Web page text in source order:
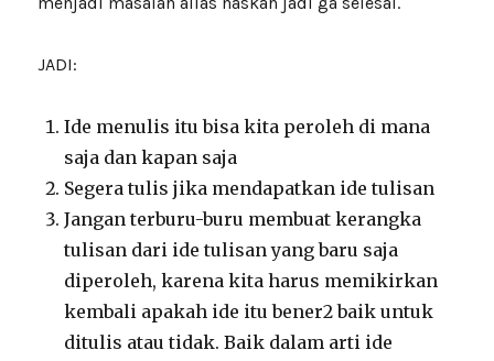
JADI:
Ide menulis itu bisa kita peroleh di mana
saja dan kapan saja
Segera tulis jika mendapatkan ide tulisan
Jangan terburu-buru membuat kerangka
tulisan dari ide tulisan yang baru saja
diperoleh, karena kita harus memikirkan
kembali apakah ide itu bener2 baik untuk
ditulis atau tidak. Baik dalam arti ide